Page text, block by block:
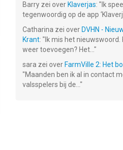
Barry zei over Klaverjas: " Ik
tegenwoordig op de app
Catharina zei over DVHN -
Krant: " Ik mis het
weer toevoegen? Het... "
sara zei over FarmVille 2: Het
"Maanden ben ik al in contact
valsspelers bij de... "